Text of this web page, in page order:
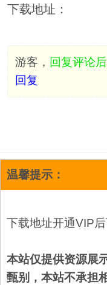
下载地址：
游客， 回复评论后
回复
温馨提示：
下载地址开通VIP
本站仅提供资源展
甄别，本站不承担